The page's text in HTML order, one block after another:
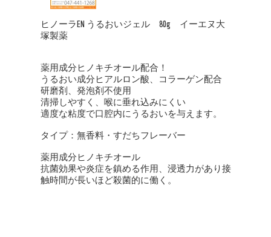
ヒノーラEN うるおいジェル 80g イーエヌ大
塚製薬
薬用成分ヒノキチオール配合！
うるおい成分ヒアルロン酸、コラーゲン配合
研磨剤、発泡剤不使用
清掃しやすく、喉に垂れ込みにくい
適度な粘度で口腔内にうるおいを与えます。
タイプ：無香料・すだちフレーバー
薬用成分ヒノキチオール
抗菌効果や炎症を鎮める作用、浸透力があり接
触時間が長いほど殺菌的に働く。